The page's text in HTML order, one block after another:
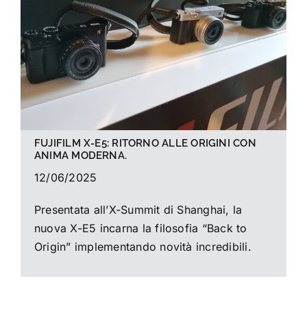
La foto del mese
Guide
Cerca
FUJIFILM X-E5: RITORNO ALLE ORIGINI CON
ANIMA MODERNA.
12/06/2025
Presentata all’X-Summit di Shanghai, la
nuova X-E5 incarna la filosofia “Back to
Origin” implementando novità incredibili.